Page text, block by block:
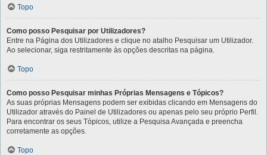
Topo
Como posso Pesquisar por Utilizadores?
Entre na Página dos Utilizadores e clique no atalho Pesquisar um Utilizador.
Ao selecionar, siga restritamente às opções descritas na página.
Topo
Como posso Pesquisar minhas Próprias Mensagens e Tópicos?
As suas próprias Mensagens podem ser exibidas clicando em Mensagens do
Utilizador através do Painel de Utilizadores ou apenas pelo seu próprio Perfil.
Para encontrar os seus Tópicos, utilize a Pesquisa Avançada e preencha
corretamente as opções.
Topo